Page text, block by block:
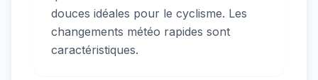
douces idéales pour le cyclisme. Les
changements météo rapides sont
caractéristiques.